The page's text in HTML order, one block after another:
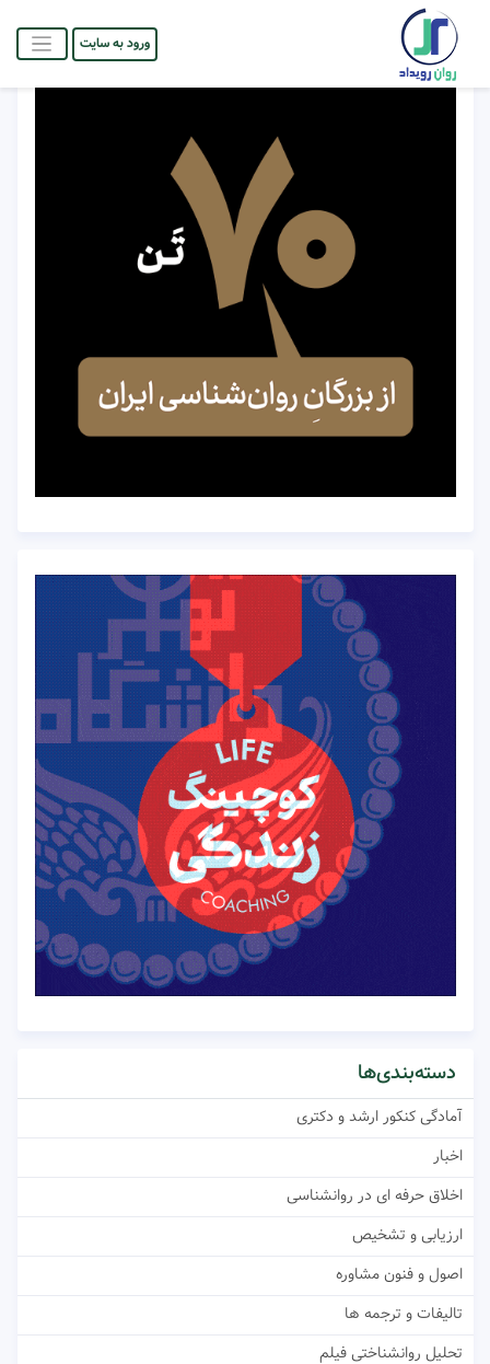
ورود به سایت
دسته‌بندی‌ها
آمادگی کنکور ارشد و دکتری
اخبار
اخلاق حرفه ای در روانشناسی
ارزیابی و تشخیص
اصول و فنون مشاوره
تالیفات و ترجمه ها
تحلیل روانشناختی فیلم